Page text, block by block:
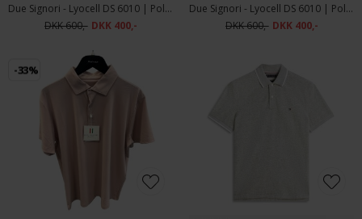
Due Signori - Lyocell DS 6010 | Polo T-shirt Brown
DKK 600,- DKK 400,-
Due Signori - Lyocell DS 6010 | Polo T-shirt Navy
DKK 600,- DKK 400,-
-33%